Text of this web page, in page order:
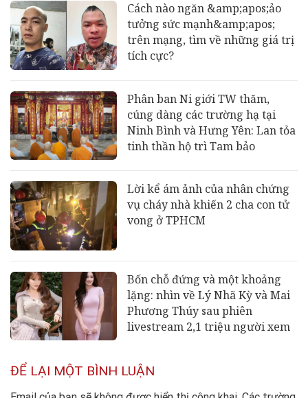
Cách nào ngăn &amp;apos;ảo
tưởng sức mạnh&amp;apos;
trên mạng, tìm về những giá trị
tích cực?
Phân ban Ni giới TW thăm,
cúng dàng các trường hạ tại
Ninh Bình và Hưng Yên: Lan tỏa
tinh thần hộ trì Tam bảo
Lời kể ám ảnh của nhân chứng
vụ cháy nhà khiến 2 cha con tử
vong ở TPHCM
Bốn chỗ đứng và một khoảng
lặng: nhìn về Lý Nhã Kỳ và Mai
Phương Thúy sau phiên
livestream 2,1 triệu người xem
ĐỂ LẠI MỘT BÌNH LUẬN